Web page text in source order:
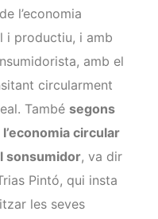
l’economia
i productiu, i amb
amb el
circularment
També segons
circular
sonsumidor, va dir
Pintó, qui insta
les seves